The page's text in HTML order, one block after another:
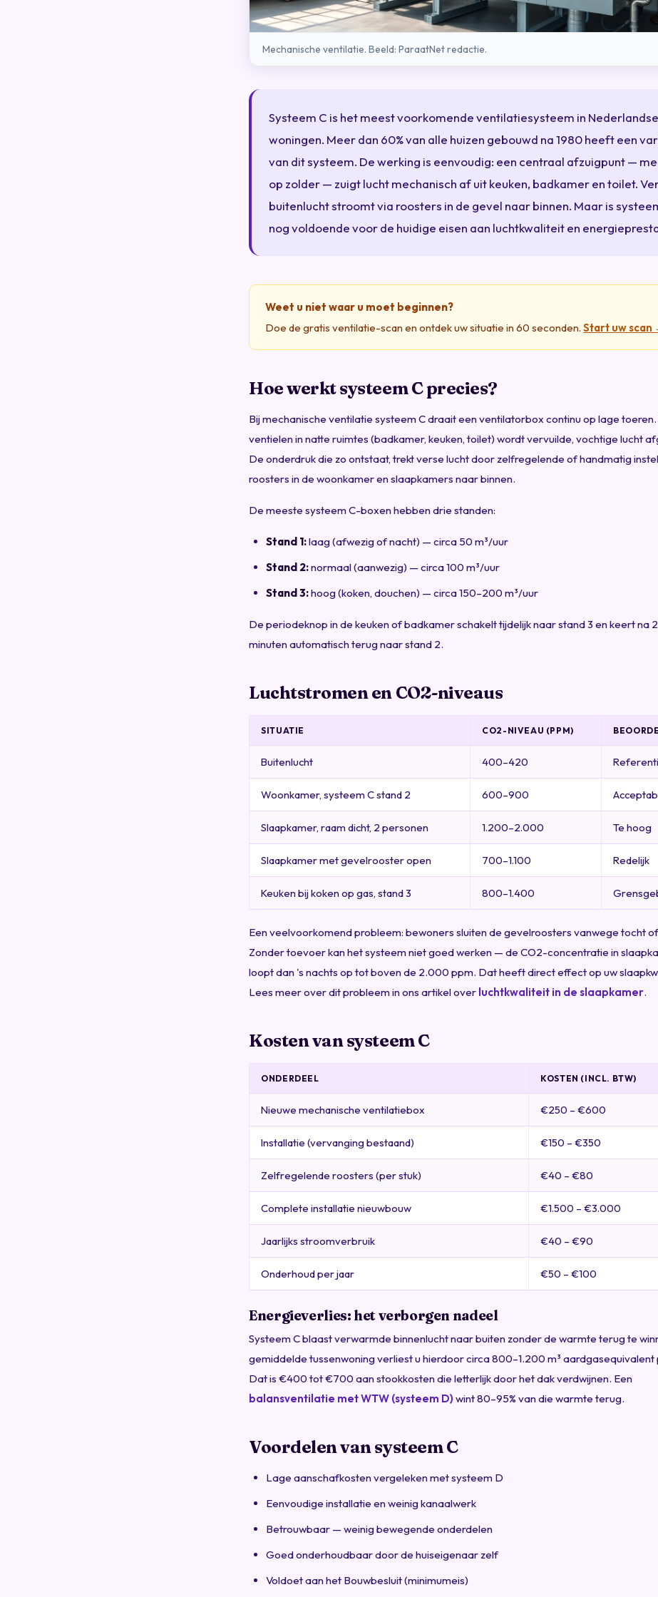
Mechanische ventilatie. Beeld: ParaatNet redactie.
Systeem C is het meest voorkomende ventilatiesysteem in Nederlandse
woningen. Meer dan 60% van alle huizen gebouwd na 1980 heeft een
van dit systeem. De werking is eenvoudig: een centraal afzuigpunt —
op zolder — zuigt lucht mechanisch af uit keuken, badkamer en toilet.
buitenlucht stroomt via roosters in de gevel naar binnen. Maar is
nog voldoende voor de huidige eisen aan luchtkwaliteit en
Weet u niet waar u moet beginnen?
Doe de gratis ventilatie-scan en ontdek uw situatie in 60 seconden.Start uw scan
Hoe werkt systeem C precies?
Bij mechanische ventilatie systeem C draait een ventilatorbox continu op lage
ventielen in natte ruimtes (badkamer, keuken, toilet) wordt vervuilde, vochtige lucht
De onderdruk die zo ontstaat, trekt verse lucht door zelfregelende of handmatig
roosters in de woonkamer en slaapkamers naar binnen.
De meeste systeem C-boxen hebben drie standen:
Stand 1:laag (afwezig of nacht) — circa 50 m³/uur
Stand 2:normaal (aanwezig) — circa 100 m³/uur
Stand 3:hoog (koken, douchen) — circa 150–200 m³/uur
De periodeknop in de keuken of badkamer schakelt tijdelijk naar stand 3 en keert na
minuten automatisch terug naar stand 2.
Luchtstromen en CO2-niveaus
SITUATIE CO2-NIVEAU (PPM)
Buitenlucht 400–420
Woonkamer, systeem C stand 2 600–900
Slaapkamer, raam dicht, 2 personen 1.200–2.000 Te hoog
Slaapkamer met gevelrooster open 700–1.100 Redelijk
Keuken bij koken op gas, stand 3 800–1.400
Een veelvoorkomend probleem: bewoners sluiten de gevelroosters vanwege tocht
Zonder toevoer kan het systeem niet goed werken — de CO2-concentratie in
loopt dan 's nachts op tot boven de 2.000 ppm. Dat heeft direct effect op uw
Lees meer over dit probleem in ons artikel over luchtkwaliteit in de slaapkamer.
Kosten van systeem C
ONDERDEEL KOSTEN (INCL. BTW)
Nieuwe mechanische ventilatiebox €250 – €600
Installatie (vervanging bestaand) €150 – €350
Zelfregelende roosters (per stuk) €40 – €80
Complete installatie nieuwbouw €1.500 – €3.000
Jaarlijks stroomverbruik €40 – €90
Onderhoud per jaar €50 – €100
Energieverlies: het verborgen nadeel
Systeem C blaast verwarmde binnenlucht naar buiten zonder de warmte terug te
gemiddelde tussenwoning verliest u hierdoor circa 800–1.200 m³ aardgasequivalent
Dat is €400 tot €700 aan stookkosten die letterlijk door het dak verdwijnen. Een
balansventilatie met WTW (systeem D) wint 80–95% van die warmte terug.
Voordelen van systeem C
Lage aanschafkosten vergeleken met systeem D
Eenvoudige installatie en weinig kanaalwerk
Betrouwbaar — weinig bewegende onderdelen
Goed onderhoudbaar door de huiseigenaar zelf
Voldoet aan het Bouwbesluit (minimumeis)